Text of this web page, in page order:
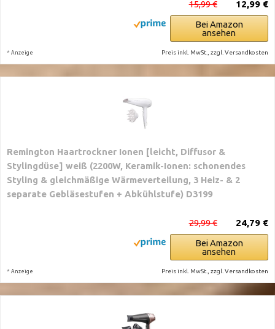
12,99 €
15,99 €
Bei Amazon
ansehen
* Anzeige Preis inkl. MwSt., zzgl. Versandkosten
Remington Haartrockner Ionen [leicht, Diffusor &
Stylingdüse] weiß (2200W, Keramik-Ionen: schonendes
Styling & gleichmäßige Wärmeverteilung, 3 Heiz- & 2
separate Gebläsestufen + Abkühlstufe) D3199
24,79 €
29,99 €
Bei Amazon
ansehen
* Anzeige Preis inkl. MwSt., zzgl. Versandkosten